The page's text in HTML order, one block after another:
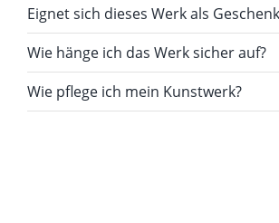
Eignet sich dieses Werk als
Wie hänge ich das Werk sicher auf?
Wie pflege ich mein Kunstwerk?